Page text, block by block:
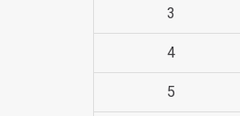
3
4
5